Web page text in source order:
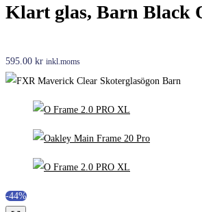
Klart glas, Barn Black
595.00 kr inkl.moms
-44%